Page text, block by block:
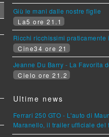
Giù le mani dalle nostre figlie
La5 ore 21.1
Ricchi ricchissimi praticamente
Cine34 ore 21
Jeanne Du Barry - La Favorita
Cielo ore 21.2
Ultime news
Ferrari 250 GTO - L'auto di
Maranello, il trailer ufficiale del